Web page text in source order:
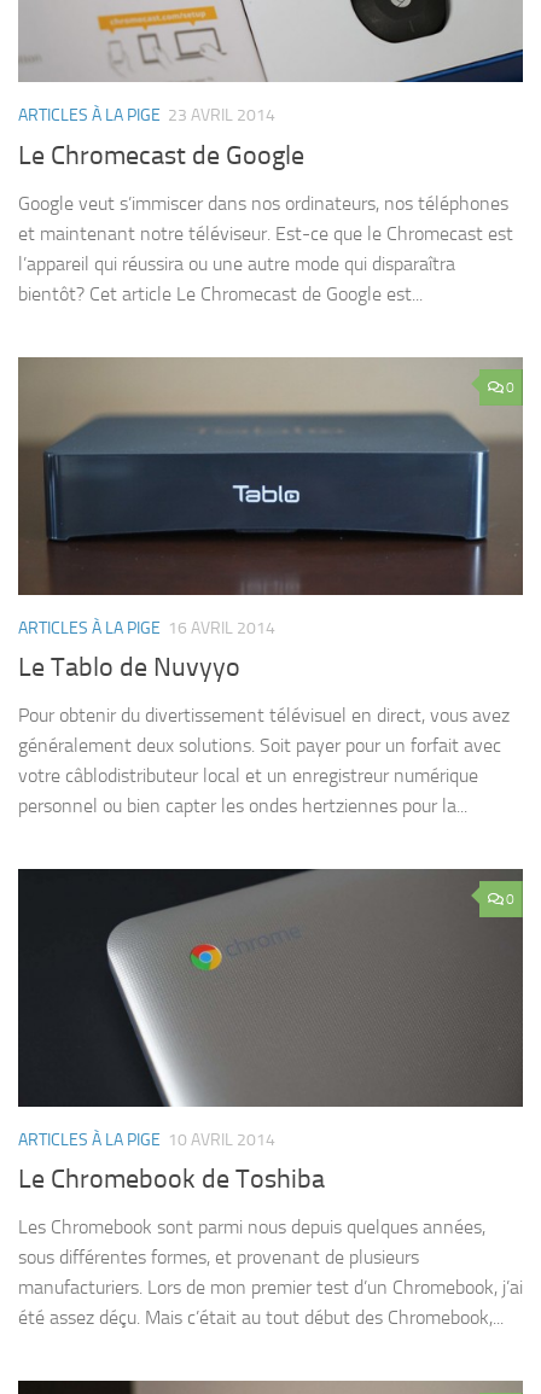
ARTICLES À LA PIGE 23 AVRIL 2014
Le Chromecast de Google
Google veut s’immiscer dans nos ordinateurs, nos téléphones
et maintenant notre téléviseur. Est-ce que le Chromecast est
l’appareil qui réussira ou une autre mode qui disparaîtra
bientôt? Cet article Le Chromecast de Google est...
0
ARTICLES À LA PIGE 16 AVRIL 2014
Le Tablo de Nuvyyo
Pour obtenir du divertissement télévisuel en direct, vous avez
généralement deux solutions. Soit payer pour un forfait avec
votre câblodistributeur local et un enregistreur numérique
personnel ou bien capter les ondes hertziennes pour la...
0
ARTICLES À LA PIGE 10 AVRIL 2014
Le Chromebook de Toshiba
Les Chromebook sont parmi nous depuis quelques années,
sous différentes formes, et provenant de plusieurs
manufacturiers. Lors de mon premier test d’un Chromebook, j’ai
été assez déçu. Mais c’était au tout début des Chromebook,...